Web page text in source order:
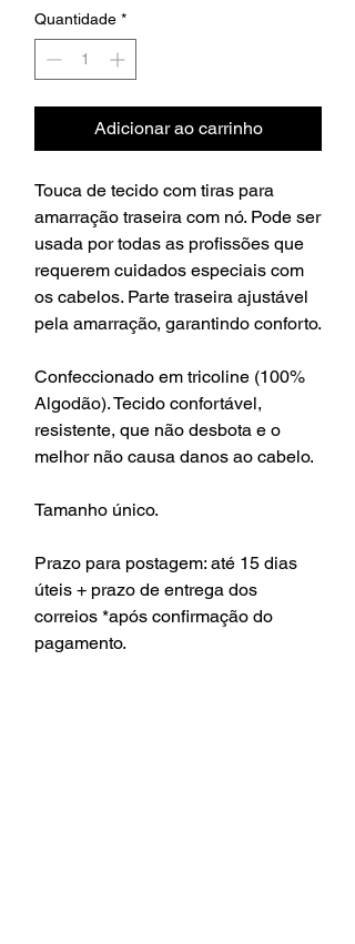
Quantidade *
Adicionar ao carrinho
Touca de tecido com tiras para
amarração traseira com nó. Pode ser
usada por todas as profissões que
requerem cuidados especiais com
os cabelos. Parte traseira ajustável
pela amarração, garantindo conforto.
Confeccionado em tricoline (100%
Algodão). Tecido confortável,
resistente, que não desbota e o
melhor não causa danos ao cabelo.
Tamanho único.
Prazo para postagem: até 15 dias
úteis + prazo de entrega dos
correios *após confirmação do
pagamento.